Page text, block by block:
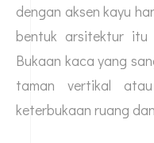
dengan aksen kayu
bentuk arsitektur itu
Bukaan kaca yang
taman vertikal
keterbukaan ruang